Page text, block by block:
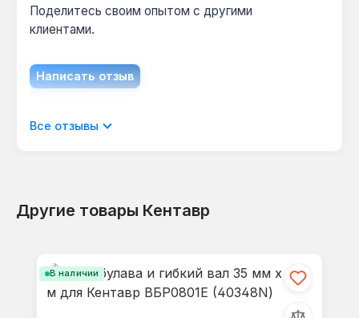
Поделитесь своим опытом с другими
клиентами.
Написать отзыв
Отображать отзывы только на текущем
Все отзывы
Другие товары Кентавр
В наличии